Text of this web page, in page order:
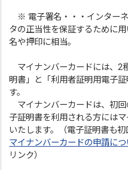
※ 電子署名・・・インター
タの正当性を保証するために
名や押印に相当。
マイナンバーカードには、2
明書」と「利用者証明用電子
す。
マイナンバーカードは、初
子証明書を利用される方には
いたします。（電子証明書も初
マイナンバーカードの申請につ
リンク）